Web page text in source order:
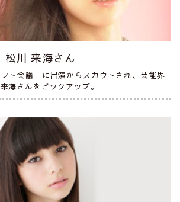
川 来海さん
ト会議」に出演からスカウトされ、芸能界
海さんをピックアップ。